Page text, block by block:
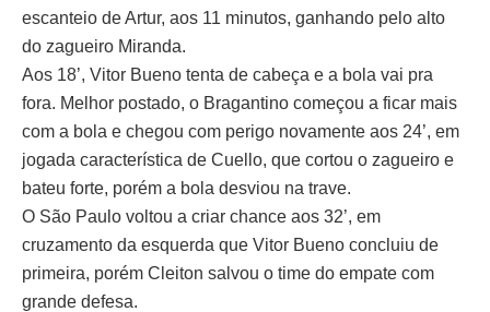
escanteio de Artur, aos 11 minutos, ganhando pelo alto
do zagueiro Miranda.
Aos 18’, Vitor Bueno tenta de cabeça e a bola vai pra
fora. Melhor postado, o Bragantino começou a ficar mais
com a bola e chegou com perigo novamente aos 24’, em
jogada característica de Cuello, que cortou o zagueiro e
bateu forte, porém a bola desviou na trave.
O São Paulo voltou a criar chance aos 32’, em
cruzamento da esquerda que Vitor Bueno concluiu de
primeira, porém Cleiton salvou o time do empate com
grande defesa.